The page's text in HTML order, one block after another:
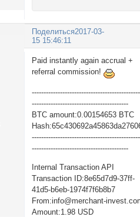
Поделиться2017-03-
15 15:46:11
Paid instantly again accrual +
referral commission!
-----------------------------------------
BTC amount:0.00154653 BTC
-----------------------------------------
Internal Transaction API
Transaction ID:8e65d7d9-37ff-
41d5-b6eb-1974f7f6b8b7
From:info@merchant-
Amount:1.98 USD